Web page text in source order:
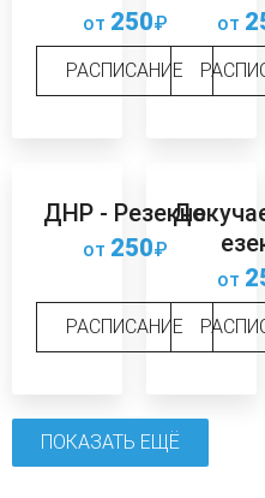
от 250₽
РАСПИСАНИЕ
от
ДНР - Резекне
от 250₽
РАСПИСАНИЕ
от
ПОКАЗАТЬ ЕЩЁ